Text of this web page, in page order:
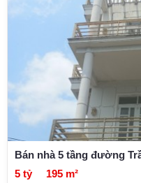
Bán nhà 5 tầng đường
5 tỷ
195 m²